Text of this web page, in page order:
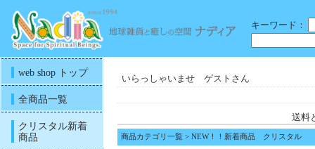
キーワード：
web shop トップ
全商品一覧
クリスタル新着
商品
いらっしゃいませ ゲストさん
送料
商品カテゴリ一覧 > NEW！！新着商品 クリスタル